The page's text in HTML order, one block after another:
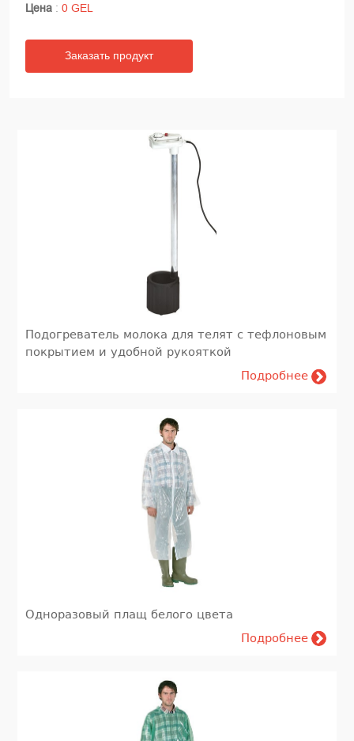
Цена : 0 GEL
Заказать продукт
Подогреватель молока для телят с тефлоновым
покрытием и удобной рукояткой
Подробнее
Одноразовый плащ белого цвета
Подробнее